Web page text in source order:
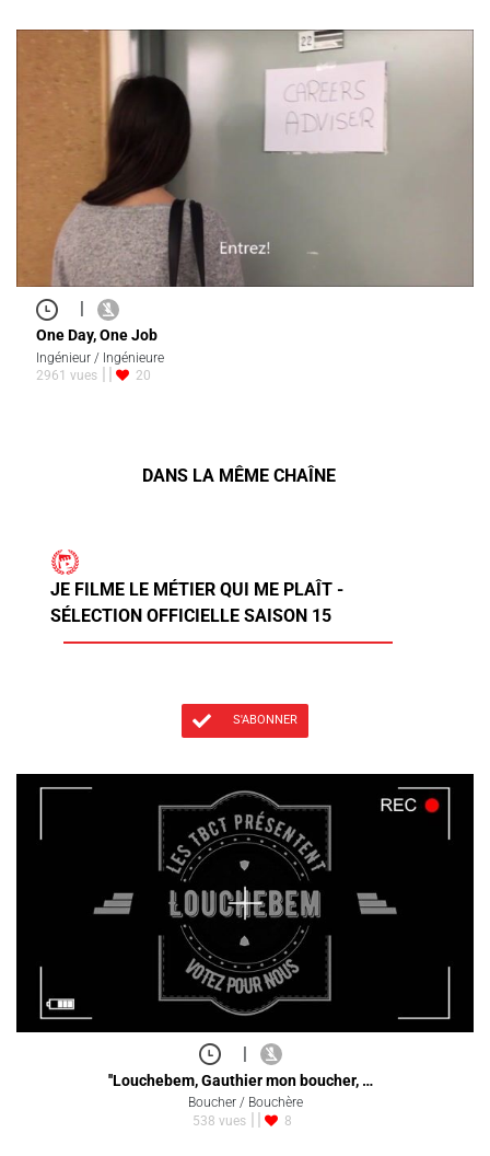
|
One Day, One Job
Ingénieur / Ingénieure
2961 vues
20
DANS LA MÊME CHAÎNE
JE FILME LE MÉTIER QUI ME PLAÎT -
SÉLECTION OFFICIELLE SAISON 15
S'ABONNER
|
''Louchebem, Gauthier mon boucher, …
Boucher / Bouchère
538 vues
8